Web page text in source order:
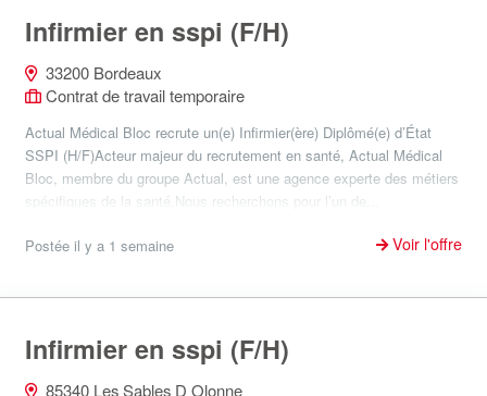
Infirmier en sspi (F/H)
33200 Bordeaux
Contrat de travail temporaire
Actual Médical Bloc recrute un(e) Infirmier(ère) Diplômé(e) d’État
SSPI (H/F)Acteur majeur du recrutement en santé, Actual Médical
Bloc, membre du groupe Actual, est une agence experte des métiers
spécifiques de la santé.Nous recherchons pour l’un de...
Postée il y a 1 semaine Voir l'offre
Infirmier en sspi (F/H)
85340 Les Sables D Olonne